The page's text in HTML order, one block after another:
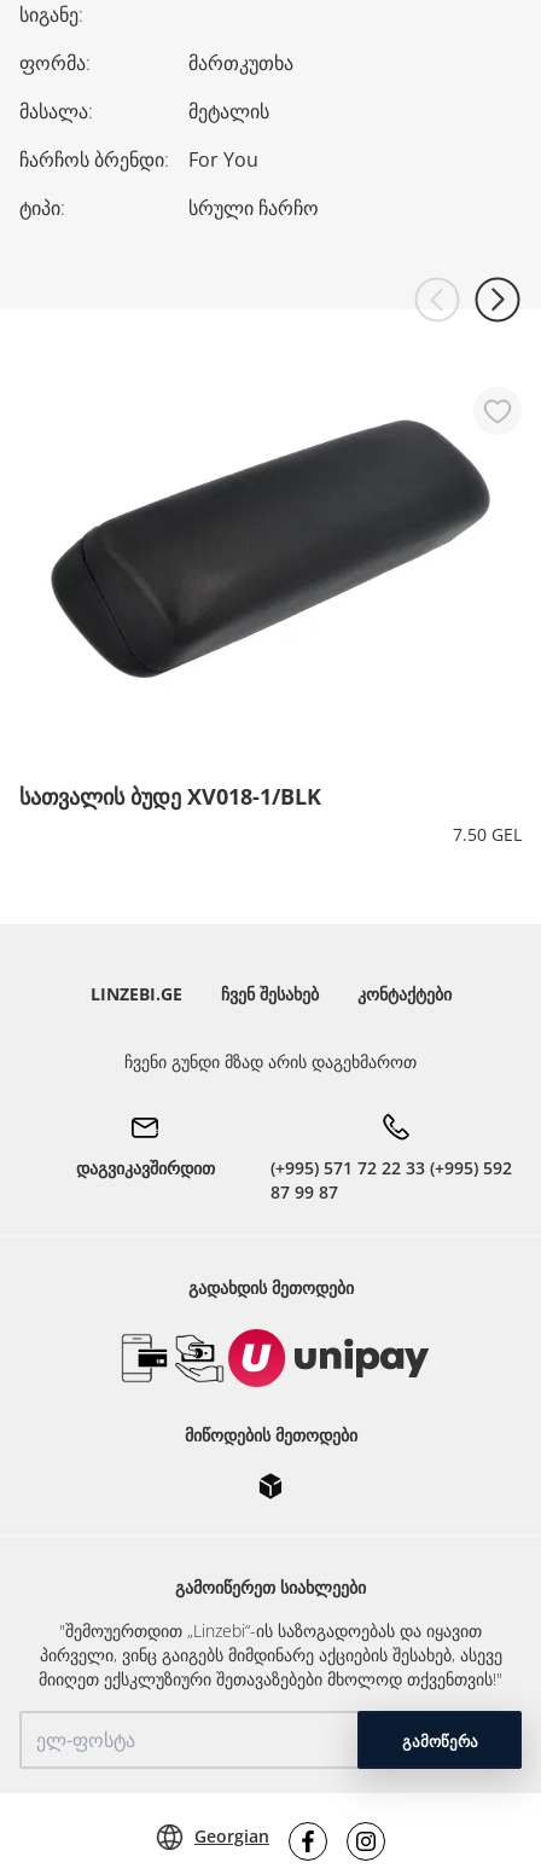
სიგანე:
ფორმა:
მართკუთხა
მასალა:
მეტალის
ჩარჩოს ბრენდი:
For You
ტიპი: სრული ჩარჩო
სათვალის ბუდე XV018-1/BLK
7.50 GEL
LINZEBI.GE ᲩᲕᲔᲜ ᲨᲔᲡᲐᲮᲔᲑ ᲙᲝᲜᲢᲐᲥᲢᲔᲑᲘ
ჩვენი გუნდი მზად არის დაგეხმაროთ
დაგვიკავშირდით
(+995) 571 72 22 33 (+995) 592
87 99 87
ᲒᲐᲓᲐᲮᲓᲘᲡ ᲛᲔᲗᲝᲓᲔᲑᲘ
ᲛᲘᲬᲝᲓᲔᲑᲘᲡ ᲛᲔᲗᲝᲓᲔᲑᲘ
ᲒᲐᲛᲝᲘᲬᲔᲠᲔᲗ ᲡᲘᲐᲮᲚᲔᲔᲑᲘ
"შემოუერთდით „Linzebi“-ის საზოგადოებას და იყავით
პირველი, ვინც გაიგებს მიმდინარე აქციების შესახებ, ასევე
მიიღეთ ექსკლუზიური შეთავაზებები მხოლოდ თქვენთვის!"
ᲒᲐᲛᲝᲬᲔᲠᲐ
Georgian